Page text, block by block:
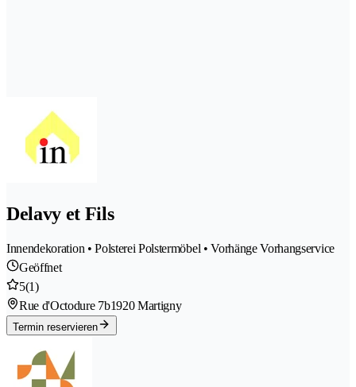
Delavy et Fils
Innendekoration • Polsterei Polstermöbel • Vorhänge Vorhangservice
Geöffnet
5(1)
Rue d'Octodure 7b1920 Martigny
Termin reservieren